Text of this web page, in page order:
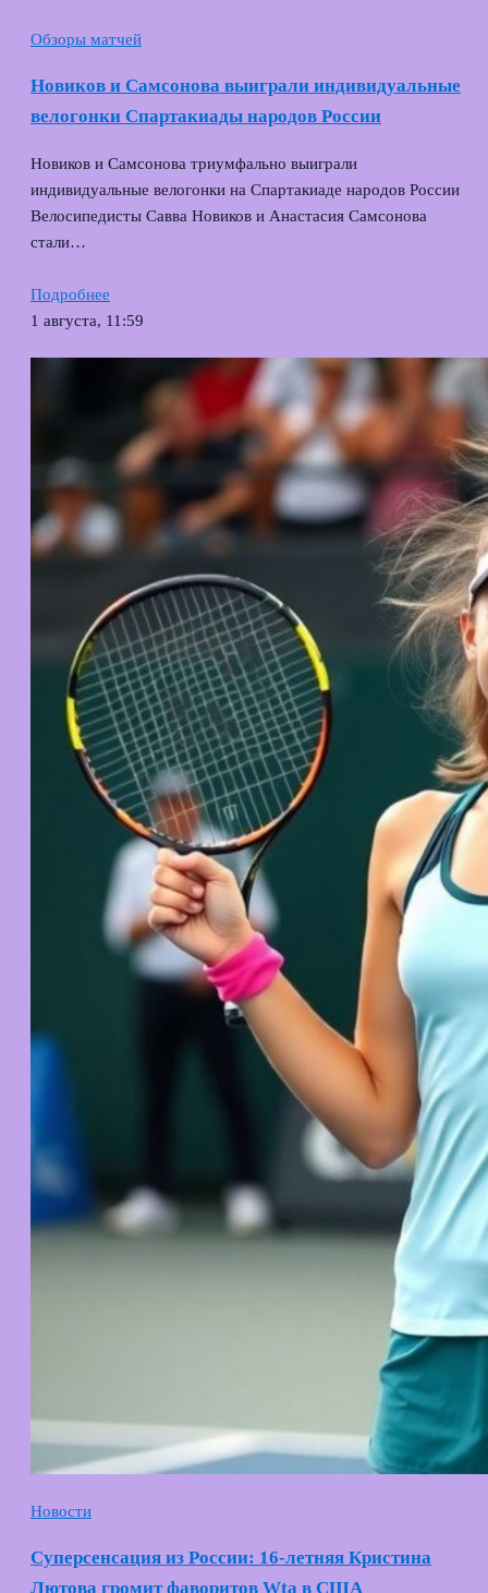
Обзоры матчей
Новиков и Самсонова выиграли индивидуальные
велогонки Спартакиады народов России
Новиков и Самсонова триумфально выиграли
индивидуальные велогонки на Спартакиаде народов России
Велосипедисты Савва Новиков и Анастасия Самсонова
стали…
Подробнее
1 августа, 11:59
Новости
Суперсенсация из России: 16-летняя Кристина
Лютова громит фаворитов Wta в США